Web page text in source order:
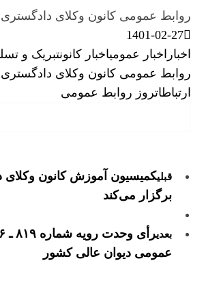
روابط عمومی کانون وکلای دادگستری
1401-02-27
اخبار اخبار عمومیاخبار کانونتبریک و
روابط عمومی کانون وکلای دادگستری
ارتباطاتروز روابط عمومی
قبلیکمیسیون آموزش کانون وکلای
برگزار می‌کند
بعدی
عمومی دیوان ‌عالی ‌کشور